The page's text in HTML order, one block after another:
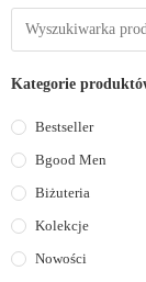
Kategorie
Bestseller
Bgood Men
Biżuteria
Kolekcje
Nowości